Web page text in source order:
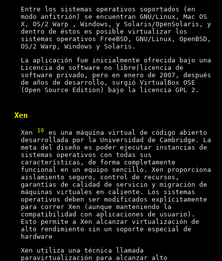
Entre los sistemas operativos soportados (en
modo anfitrión) se encuentran GNU/Linux, Mac OS
X, OS/2 Warp , Windows, y Solaris/OpenSolaris, y
dentro de éstos es posible virtualizar los
sistemas operativos FreeBSD, GNU/Linux, OpenBSD,
OS/2 Warp, Windows y Solaris.
La aplicación fue inicialmente ofrecida bajo una
Licencia de software no libre|licencia de
software privado, pero en enero de 2007, después
de años de desarrollo, surgió VirtualBox OSE
(Open Source Edition) bajo la licencia GPL 2.
Xen
Xen 10
es una máquina virtual de código abierto
desarrollada por la Universidad de Cambridge. La
meta del diseño es poder ejecutar instancias de
sistemas operativos con todas sus
características, de forma completamente
funcional en un equipo sencillo. Xen proporciona
aislamiento seguro, control de recursos,
garantías de calidad de servicio y migración de
máquinas virtuales en caliente. Los sistemas
operativos deben ser modificados explícitamente
para correr Xen (aunque manteniendo la
compatibilidad con aplicaciones de usuario).
Esto permite a Xen alcanzar virtualización de
alto rendimiento sin un soporte especial de
hardware
Xen utiliza una técnica llamada
paravirtualización para alcanzar alto